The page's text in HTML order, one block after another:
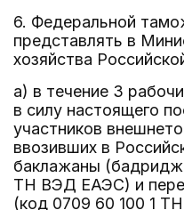
6. Федеральной
представлять в
хозяйства
а) в течение 3
в силу настоящего
участников
ввозивших в
баклажаны
ТН ВЭД ЕАЭС) и
(код 0709 60 100 1